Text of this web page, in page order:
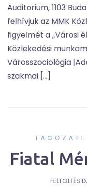
Auditorium, 1103
felhívjuk az MMK
figyelmét a „Városi
Közlekedési
Városszociológia
szakmai […]
TAGOZATI
Fiatal
FELTÖLTÉS